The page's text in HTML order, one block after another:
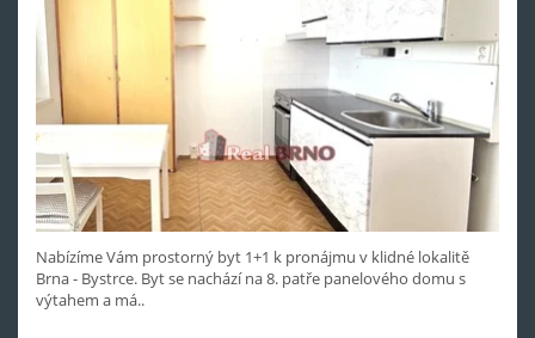
Nabízíme Vám prostorný byt 1+1 k pronájmu v klidné lokalitě
Brna - Bystrce. Byt se nachází na 8. patře panelového domu s
výtahem a má..